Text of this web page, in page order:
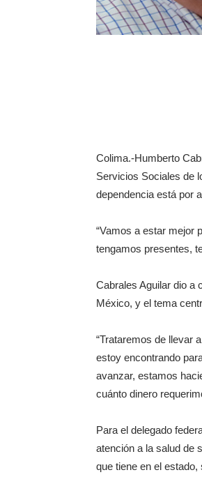
Colima.-Humberto
Servicios Sociales de
dependencia está por
“Vamos a estar mejor
tengamos presentes,
Cabrales Aguilar dio a
México, y el tema
“Trataremos de llevar
estoy encontrando
avanzar, estamos
cuánto dinero
Para el delegado
atención a la salud de
que tiene en el estado,